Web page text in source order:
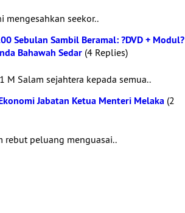
mengesahkan seekor..
Sebulan Sambil Beramal: ?DVD + Modul?
Bahawah Sedar (4 Replies)
M Salam sejahtera kepada semua..
Jabatan Ketua Menteri Melaka (2
rebut peluang menguasai..